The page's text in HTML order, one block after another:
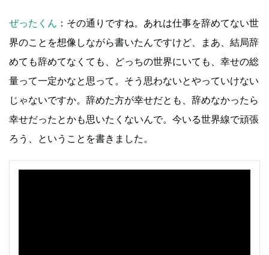
ぜったくん ：その通りですね。あれは仕事を辞めてない世
界のことを想像しながら書いたんですけど、まあ、結局辞
めても辞めてなくても、どっちの世界にいても、幸せの総
量って一定かなと思って。そう思わないとやっていけない
じゃないですか。辞めた方が幸せだとも、辞めなかったら
幸せだったとかも思いたくないんで。今いる世界線で頑張
ろう、ということを書きました。